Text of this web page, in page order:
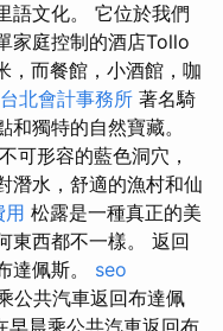
語文化。 它位於我們
家庭控制的酒店Tollo
，而餐館，小酒館，咖
台北會計事務所 著名騎
獨特的自然寶藏。
不可形容的藍色洞穴，
潛水，舒適的漁村和仙
用 松露是一種真正的美
東西都不一樣。 返回
達佩斯。 seo
公共汽車返回布達佩
早晨乘公共汽車返回布